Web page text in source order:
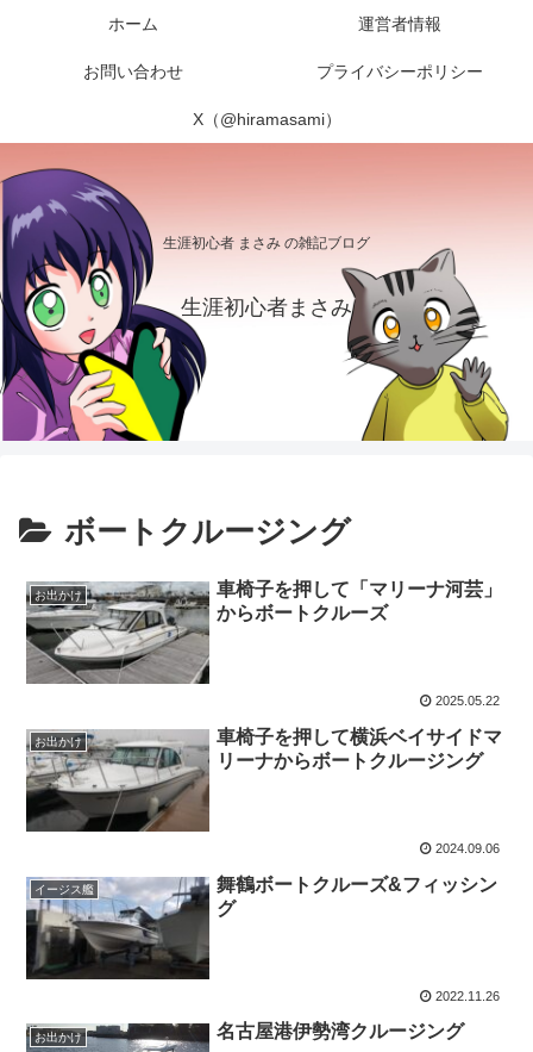
生涯初心者 まさみ の雑記ブログ
生涯初心者まさみ
ホーム 運営者情報
お問い合わせ プライバシーポリシー
X（@hiramasami）
ボートクルージング
お出かけ
車椅子を押して「マリーナ河芸」
からボートクルーズ
2025.05.22
お出かけ
車椅子を押して横浜ベイサイドマ
リーナからボートクルージング
2024.09.06
イージス艦
舞鶴ボートクルーズ&フィッシン
グ
2022.11.26
お出かけ 名古屋港伊勢湾クルージング